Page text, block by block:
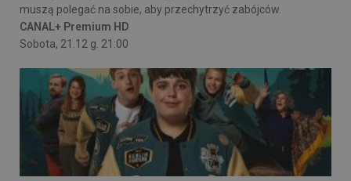
muszą polegać na sobie, aby przechytrzyć zabójców.
CANAL+ Premium HD
Sobota, 21.12 g. 21:00